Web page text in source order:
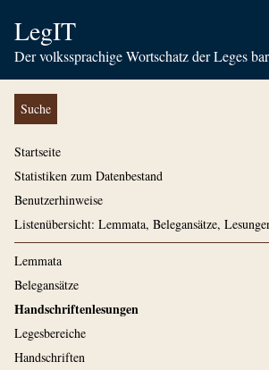
LegIT
Der volkssprachige Wortschatz der Leges
Suche
Startseite
Statistiken zum Datenbestand
Benutzerhinweise
Listenübersicht: Lemmata, Belegansätze,
Lemmata
Belegansätze
Handschriftenlesungen
Legesbereiche
Handschriften